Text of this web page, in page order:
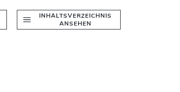
INHALTSVERZEICHNIS
ANSEHEN